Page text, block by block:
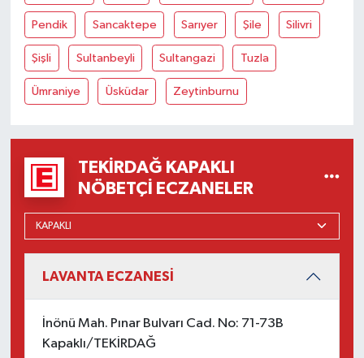
Pendik Sancaktepe Sarıyer Şile Silivri
Şişli Sultanbeyli Sultangazi Tuzla
Ümraniye Üsküdar Zeytinburnu
TEKIRDAĞ KAPAKLI
NÖBETÇI ECZANELER
LAVANTA ECZANESİ
İnönü Mah. Pınar Bulvarı Cad. No: 71-73B
Kapaklı/TEKİRDAĞ